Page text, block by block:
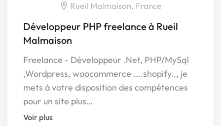
Rueil Malmaison, France
Développeur PHP freelance à Rueil
Malmaison
Freelance - Développeur .Net, PHP/MySql
,Wordpress, woocommerce ....shopify.., je
mets à votre disposition des compétences
pour un site plus…
Voir plus